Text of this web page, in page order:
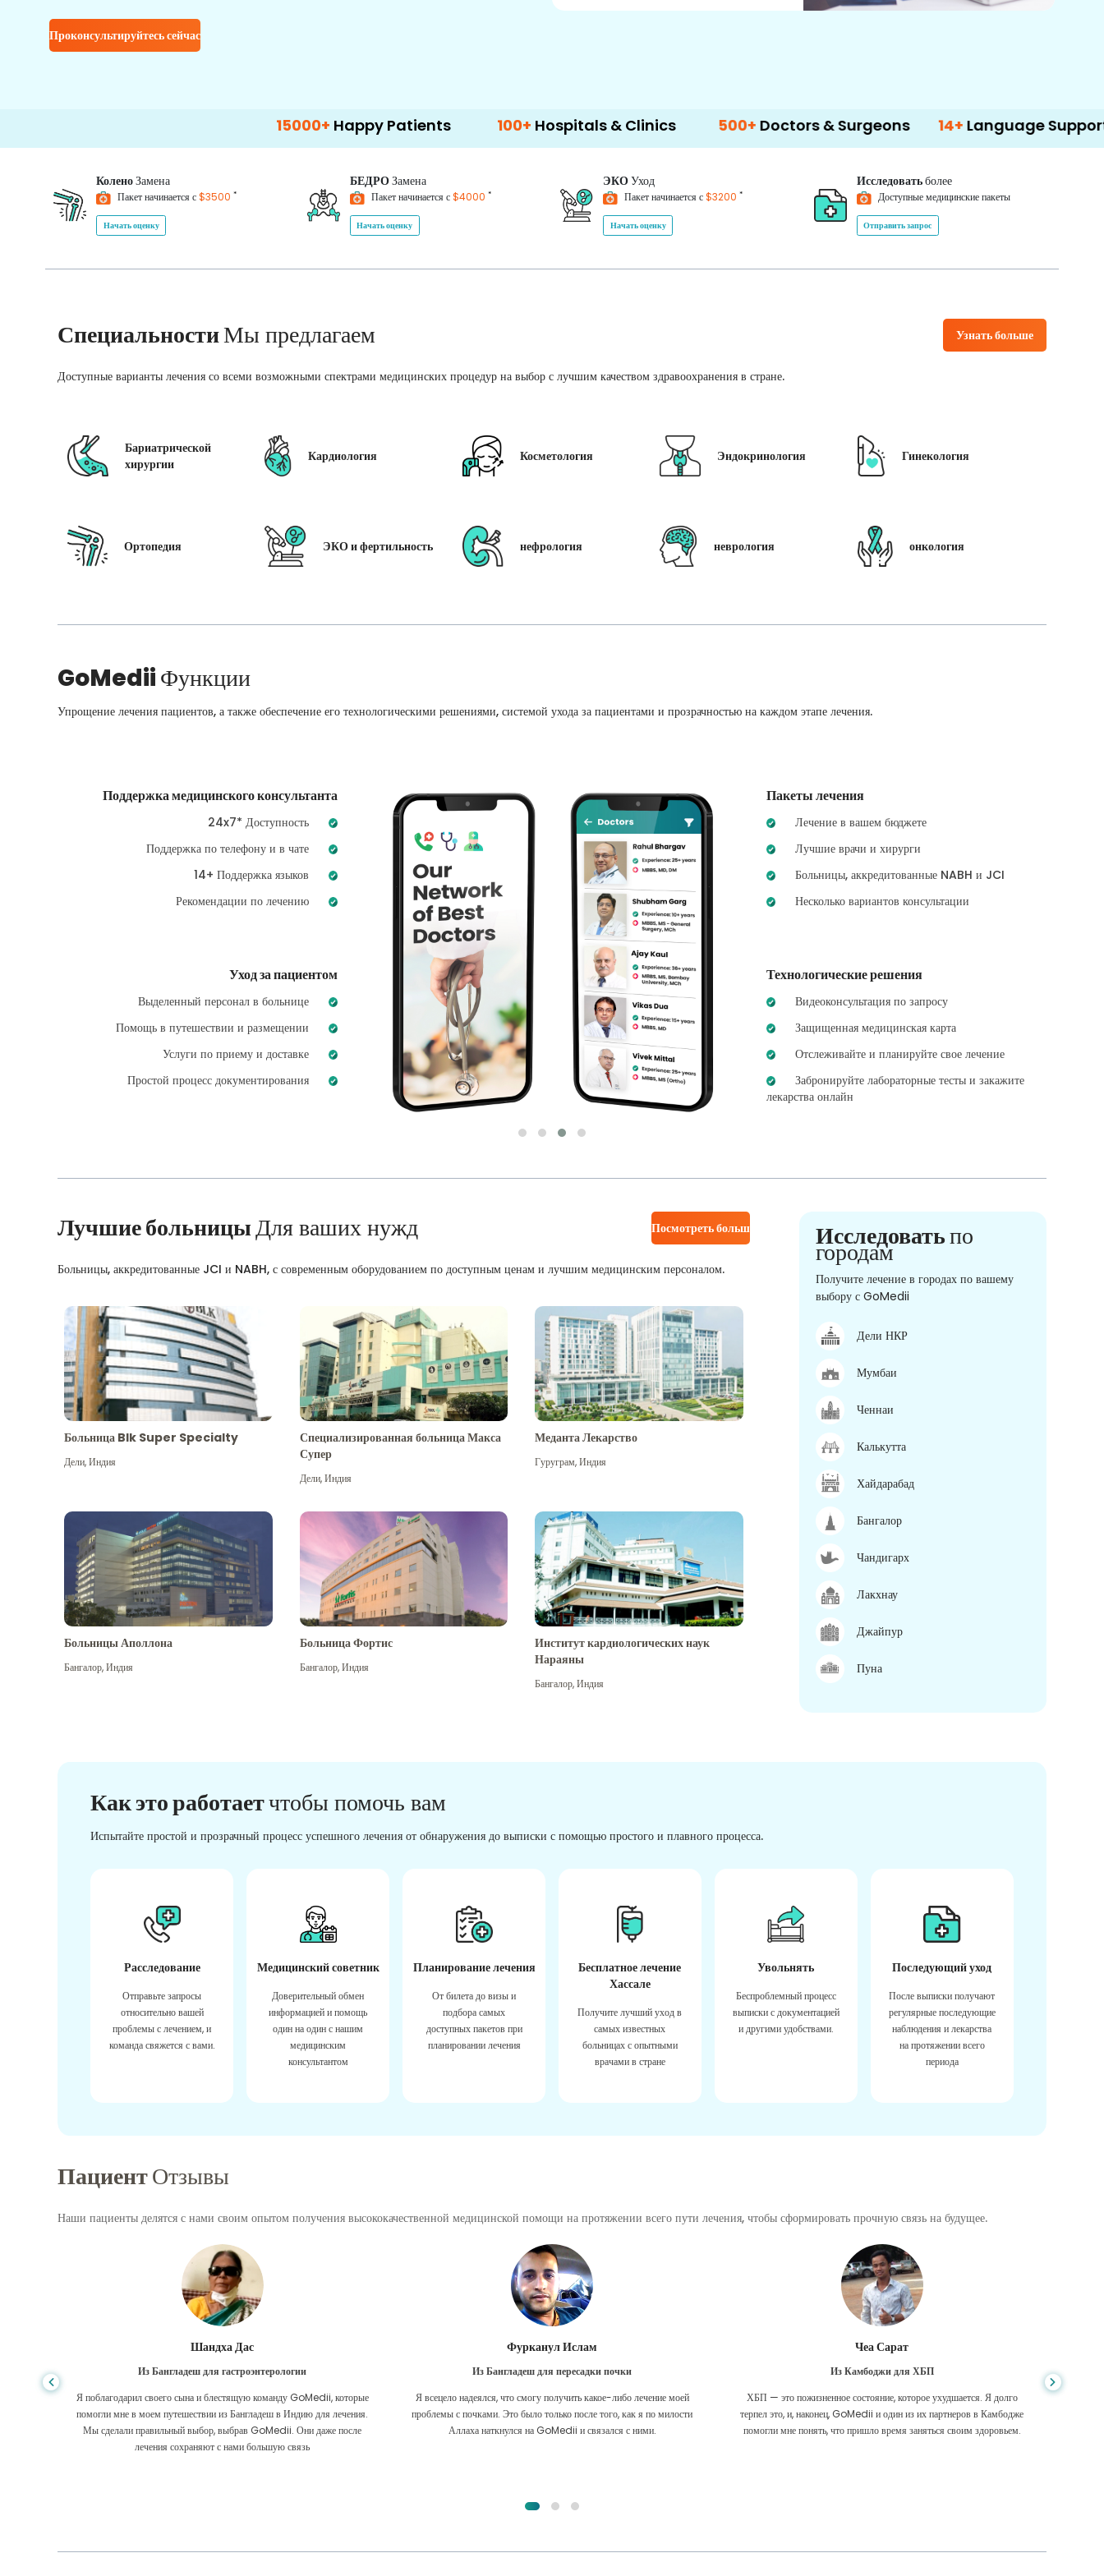
Проконсультируйтесь сейчас
Happy Patients 100+ Hospitals & Clinics 500+ Doctors & Surgeons 14+Language Support
КоленоЗамена
Пакет начинается с$3500 *
Начать оценку
БЕДРОЗамена
Пакет начинается с$4000 *
Начать оценку
ЭКОУход
Пакет начинается с$3200 *
Начать оценку
Исследоватьболее
Доступные медицинские пакеты
Отправить запрос
СпециальностиМы предлагаем Узнать больше
Доступные варианты лечения со всеми возможными спектрами медицинских процедур на выбор с лучшим качеством здравоохранения в стране.
Бариатрической
хирургии
Кардиология Косметология Эндокринология Гинекология
Ортопедия ЭКО и фертильность нефрология неврология онкология
GoMediiФункции
Упрощение лечения пациентов, а также обеспечение его технологическими решениями, системой ухода за пациентами и прозрачностью на каждом этапе лечения.
Поддержка медицинского консультанта
24x7* Доступность
Поддержка по телефону и в чате
14+ Поддержка языков
Рекомендации по лечению
Уход за пациентом
Выделенный персонал в больнице
Помощь в путешествии и размещении
Услуги по приему и доставке
Простой процесс документирования
Пакеты лечения
Лечение в вашем бюджете
Лучшие врачи и хирурги
Больницы, аккредитованные NABH и JCI
Несколько вариантов консультации
Технологические решения
Видеоконсультация по запросу
Защищенная медицинская карта
Отслеживайте и планируйте свое лечение
Забронируйте лабораторные тесты и закажите
лекарства онлайн
Лучшие больницыДля ваших нужд Посмотреть больше
Больницы, аккредитованные JCI и NABH, с современным оборудованием по доступным ценам и лучшим медицинским персоналом.
Больница Blk Super Specialty
Дели,Индия
Специализированная больница Макса
Супер
Дели,Индия
Меданта Лекарство
Гуруграм,Индия
Больницы Аполлона
Бангалор,Индия
Больница Фортис
Бангалор,Индия
Институт кардиологических наук
Нараяны
Бангалор,Индия
Исследоватьпо
городам
Получите лечение в городах по вашему
выбору с GoMedii
Дели НКР
Мумбаи
Ченнаи
Калькутта
Хайдарабад
Бангалор
Чандигарх
Лакхнау
Джайпур
Пуна
Как это работаетчтобы помочь вам
Испытайте простой и прозрачный процесс успешного лечения от обнаружения до выписки с помощью простого и плавного процесса.
Расследование
Отправьте запросы
относительно вашей
проблемы с лечением, и
команда свяжется с вами.
Медицинский советник
Доверительный обмен
информацией и помощь
один на один с нашим
медицинским
консультантом
Планирование лечения
От билета до визы и
подбора самых
доступных пакетов при
планировании лечения
Бесплатное лечение
Хассале
Получите лучший уход в
самых известных
больницах с опытными
врачами в стране
Увольнять
Беспроблемный процесс
выписки с документацией
и другими удобствами.
Последующий уход
После выписки получают
регулярные последующие
наблюдения и лекарства
на протяжении всего
периода
ПациентОтзывы
Наши пациенты делятся с нами своим опытом получения высококачественной медицинской помощи на протяжении всего пути лечения, чтобы сформировать прочную связь на будущее.
Шандха Дас
Из Бангладеш для гастроэнтерологии
Я поблагодарил своего сына и блестящую команду GoMedii, которые
помогли мне в моем путешествии из Бангладеш в Индию для лечения.
Мы сделали правильный выбор, выбрав GoMedii. Они даже после
лечения сохраняют с нами большую связь
Фурканул Ислам
Из Бангладеш для пересадки почки
Я всецело надеялся, что смогу получить какое-либо лечение моей
проблемы с почками. Это было только после того, как я по милости
Аллаха наткнулся на GoMedii и связался с ними.
Чеа Сарат
Из Камбоджи для ХБП
ХБП — это пожизненное состояние, которое ухудшается. Я долго
терпел это, и, наконец, GoMedii и один из их партнеров в Камбодже
помогли мне понять, что пришло время заняться своим здоровьем.